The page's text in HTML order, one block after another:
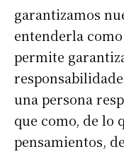
garantizamos
entenderla
permite
una persona
que como, de lo
pensamientos,